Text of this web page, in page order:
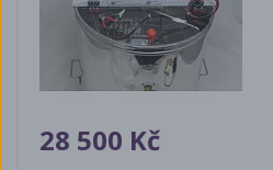
28 500 Kč